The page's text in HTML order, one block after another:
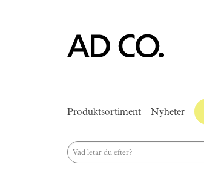
Produktsortiment Nyheter